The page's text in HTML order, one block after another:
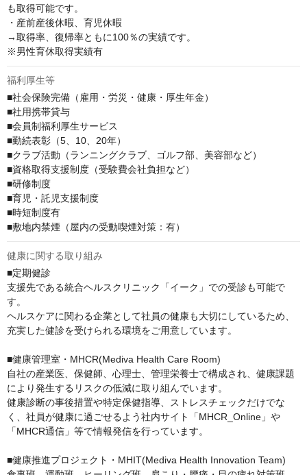
も取得可能です。
・産前産後休暇、育児休暇
→取得率、復帰率ともに100％の実績です。
※男性育休取得実績有
福利厚生等
■社会保険完備（雇⽤・労災・健康・厚⽣年⾦）
■社⽤携帯貸与
■会員制福利厚⽣サービス
■勤続表彰（5、10、20年）
■クラブ活動（ランニングクラブ、ゴルフ部、美容部など）
■資格取得⽀援制度（受験費会社負担など）
■研修制度
■育児・託児⽀援制度
■時短制度有
■敷地内禁煙（屋内の受動喫煙対策：有）
健康に関する取り組み
■定期健診
⽀援先である統合ヘルスクリニック「イーク」での受診も可能で
す。
ヘルスケアに関わる企業として社員の健康も⼤切にしているため、
充実した健診を受けられる環境をご⽤意しています。
■健康管理室・MHCR(Mediva Health Care Room)
自社の産業医、保健師、心理士、管理栄養士で構成され、健康課題
により発生するリスクの低減に取り組んでいます。
健康診断の事後措置や特定保健指導、ストレスチェックだけでな
く、社員が健康に過ごせるよう社内サイト「MHCR_Online」や
「MHCR通信」等で情報発信を行っています。
■健康推進プロジェクト・MHIT(Mediva Health Innovation Team)